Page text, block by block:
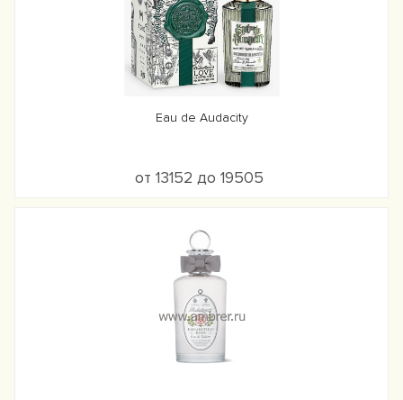
Eau de Audacity
от 13152 до 19505